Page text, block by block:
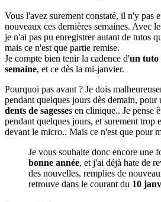
Vous l'avez surement constaté, il n'y pas
nouveaux ces dernières semaines. Avec
je n'ai pas pu enregistrer autant de tutos
mais ce n'est que partie remise.
Je compte bien tenir la cadence d'un tuto
semaine, et ce dès la mi-janvier.
Pourquoi pas avant ? Je dois
pendant quelques jours dès demain, pour
dents de sagesses en clinique.. Je pense
pendant quelques jours, et surement trop
devant le micro.. Mais ce n'est que pour
Je vous souhaite donc encore une
bonne année, et j'ai déjà hate de
des nouvelles, remplies de
retrouve dans le courant du 10